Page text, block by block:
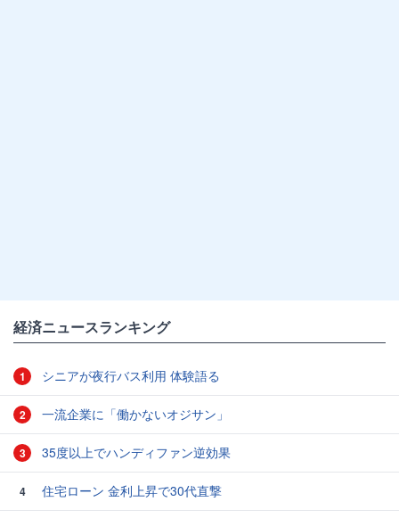
経済ニュースランキング
1 シニアが夜行バス利用 体験語る
2 一流企業に「働かないオジサン」
3 35度以上でハンディファン逆効果
4 住宅ローン 金利上昇で30代直撃